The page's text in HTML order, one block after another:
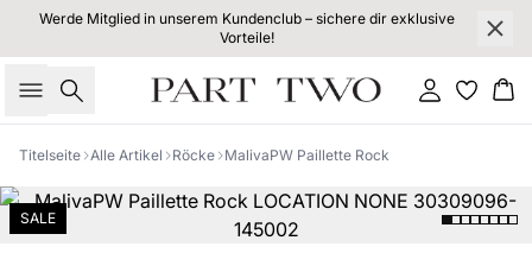
Werde Mitglied in unserem Kundenclub – sichere dir exklusive
Vorteile!
Suche Einloggen
Titelseite Alle Artikel Röcke MalivaPW Paillette Rock
SALE